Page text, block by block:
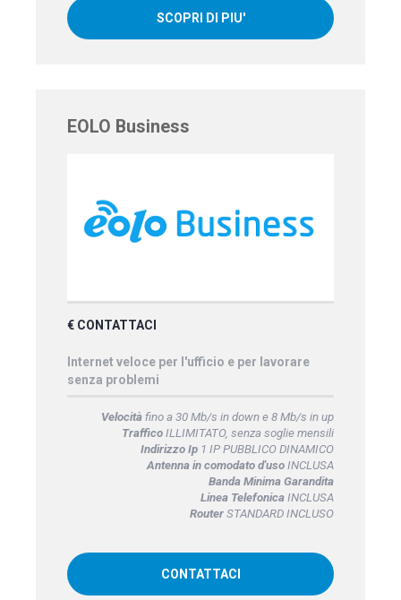
SCOPRI DI PIU'
EOLO Business
€ CONTATTACI
Internet veloce per l'ufficio e per lavorare
senza problemi
Velocitàfino a 30 Mb/s in down e 8 Mb/s in up
TrafficoILLIMITATO, senza soglie mensili
Indirizzo Ip1 IP PUBBLICO DINAMICO
Antenna in comodato d'usoINCLUSA
Banda Minima Garandita
Linea TelefonicaINCLUSA
RouterSTANDARD INCLUSO
CONTATTACI